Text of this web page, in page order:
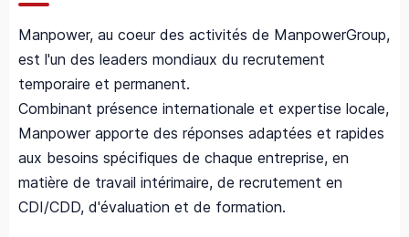
Manpower, au coeur des activités de ManpowerGroup,
est l'un des leaders mondiaux du recrutement
temporaire et permanent.
Combinant présence internationale et expertise locale,
Manpower apporte des réponses adaptées et rapides
aux besoins spécifiques de chaque entreprise, en
matière de travail intérimaire, de recrutement en
CDI/CDD, d'évaluation et de formation.